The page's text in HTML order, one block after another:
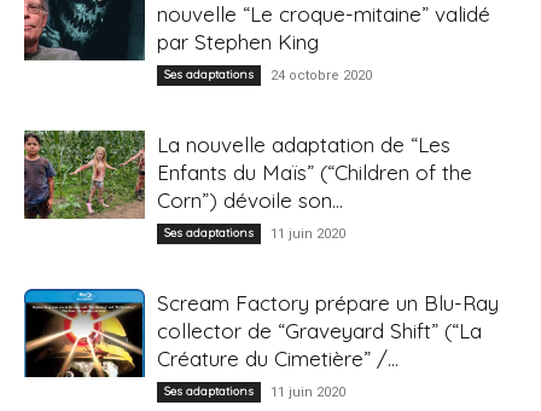
nouvelle “Le croque-mitaine” validé
par Stephen King
Ses adaptations 24 octobre 2020
La nouvelle adaptation de “Les
Enfants du Maïs” (“Children of the
Corn”) dévoile son...
Ses adaptations 11 juin 2020
Scream Factory prépare un Blu-Ray
collector de “Graveyard Shift” (“La
Créature du Cimetière” /...
Ses adaptations 11 juin 2020